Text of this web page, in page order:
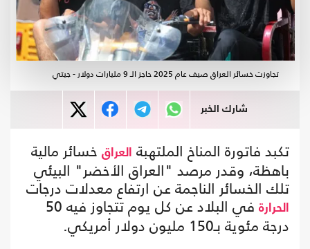
تجاوزت خسائر العراق صيف عام 2025 حاجز الـ 9 مليارات دولار - جيتي
شارك الخبر
تكبد فاتورة المناخ الملتهبة العراق خسائر مالية
باهظة، وقدر مرصد "العراق الأخضر" البيئي
تلك الخسائر الناجمة عن ارتفاع معدلات درجات
الحرارة
في البلاد عن كل يوم تتجاوز فيه 50
درجة مئوية بـ150 مليون دولار أمريكي.